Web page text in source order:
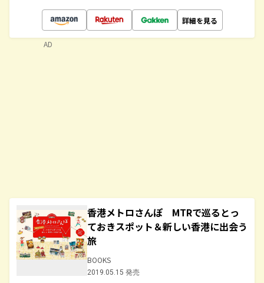
詳細を見る
香港メトロさんぽ MTRで巡るとっ
ておきスポット＆新しい香港に出会う
旅
BOOKS
2019.05.15 発売
AD